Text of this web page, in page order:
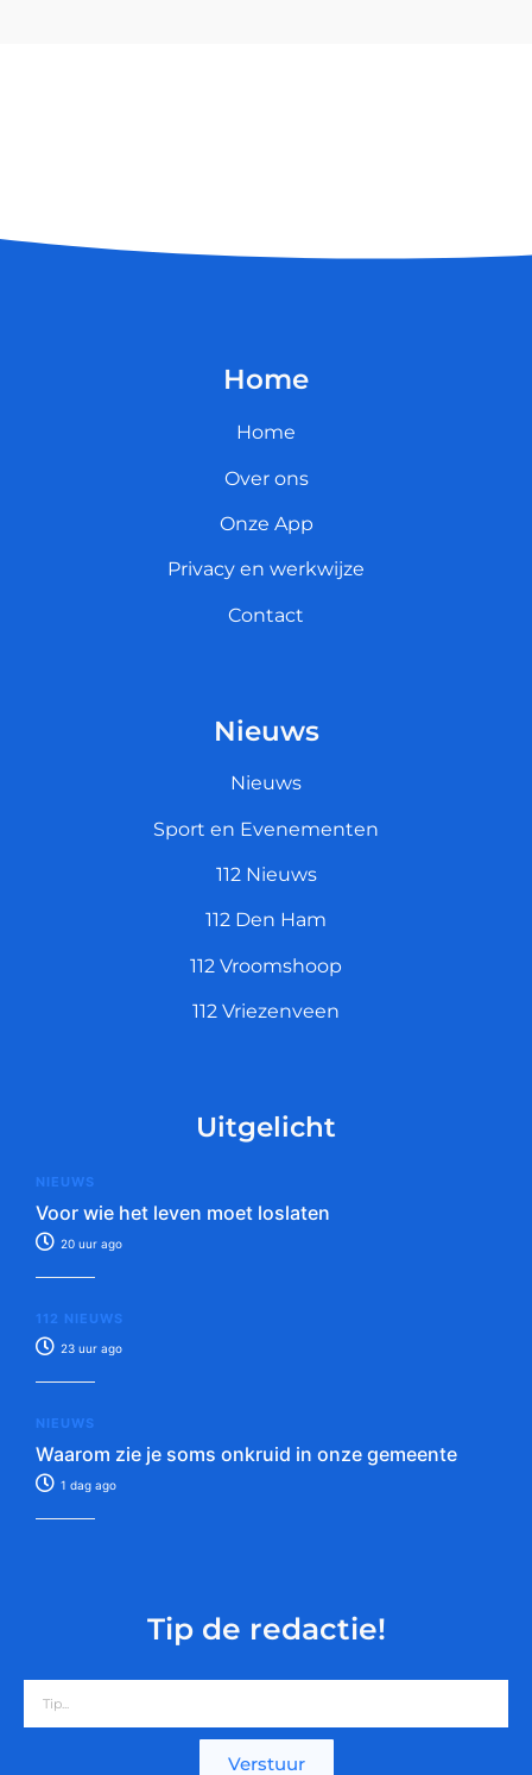
Home
Home
Over ons
Onze App
Privacy en werkwijze
Contact
Nieuws
Nieuws
Sport en Evenementen
112 Nieuws
112 Den Ham
112 Vroomshoop
112 Vriezenveen
Uitgelicht
NIEUWS
Voor wie het leven moet loslaten
20 uur ago
112 NIEUWS
23 uur ago
NIEUWS
Waarom zie je soms onkruid in onze gemeente
1 dag ago
Tip de redactie!
Verstuur